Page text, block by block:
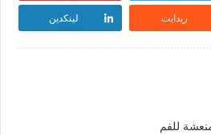
ريدايت لينكدين
للفم